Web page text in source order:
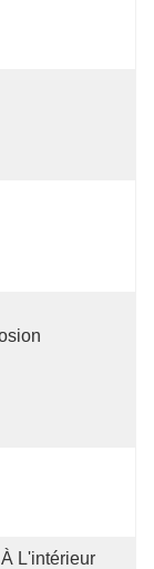
L'intérieur